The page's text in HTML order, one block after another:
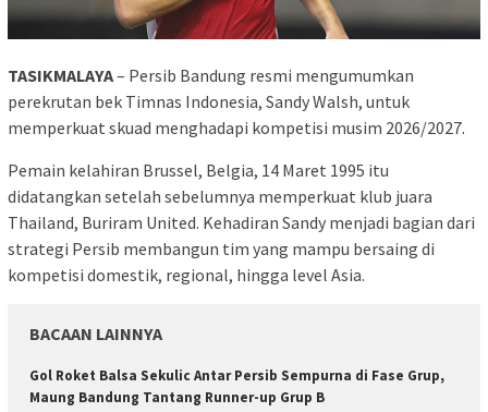
TASIKMALAYA– Persib Bandung resmi mengumumkan
perekrutan bek Timnas Indonesia, Sandy Walsh, untuk
memperkuat skuad menghadapi kompetisi musim 2026/2027.
Pemain kelahiran Brussel, Belgia, 14 Maret 1995 itu
didatangkan setelah sebelumnya memperkuat klub juara
Thailand, Buriram United. Kehadiran Sandy menjadi bagian dari
strategi Persib membangun tim yang mampu bersaing di
kompetisi domestik, regional, hingga level Asia.
BACAAN LAINNYA
Gol Roket Balsa Sekulic Antar Persib Sempurna di Fase Grup,
Maung Bandung Tantang Runner-up Grup B